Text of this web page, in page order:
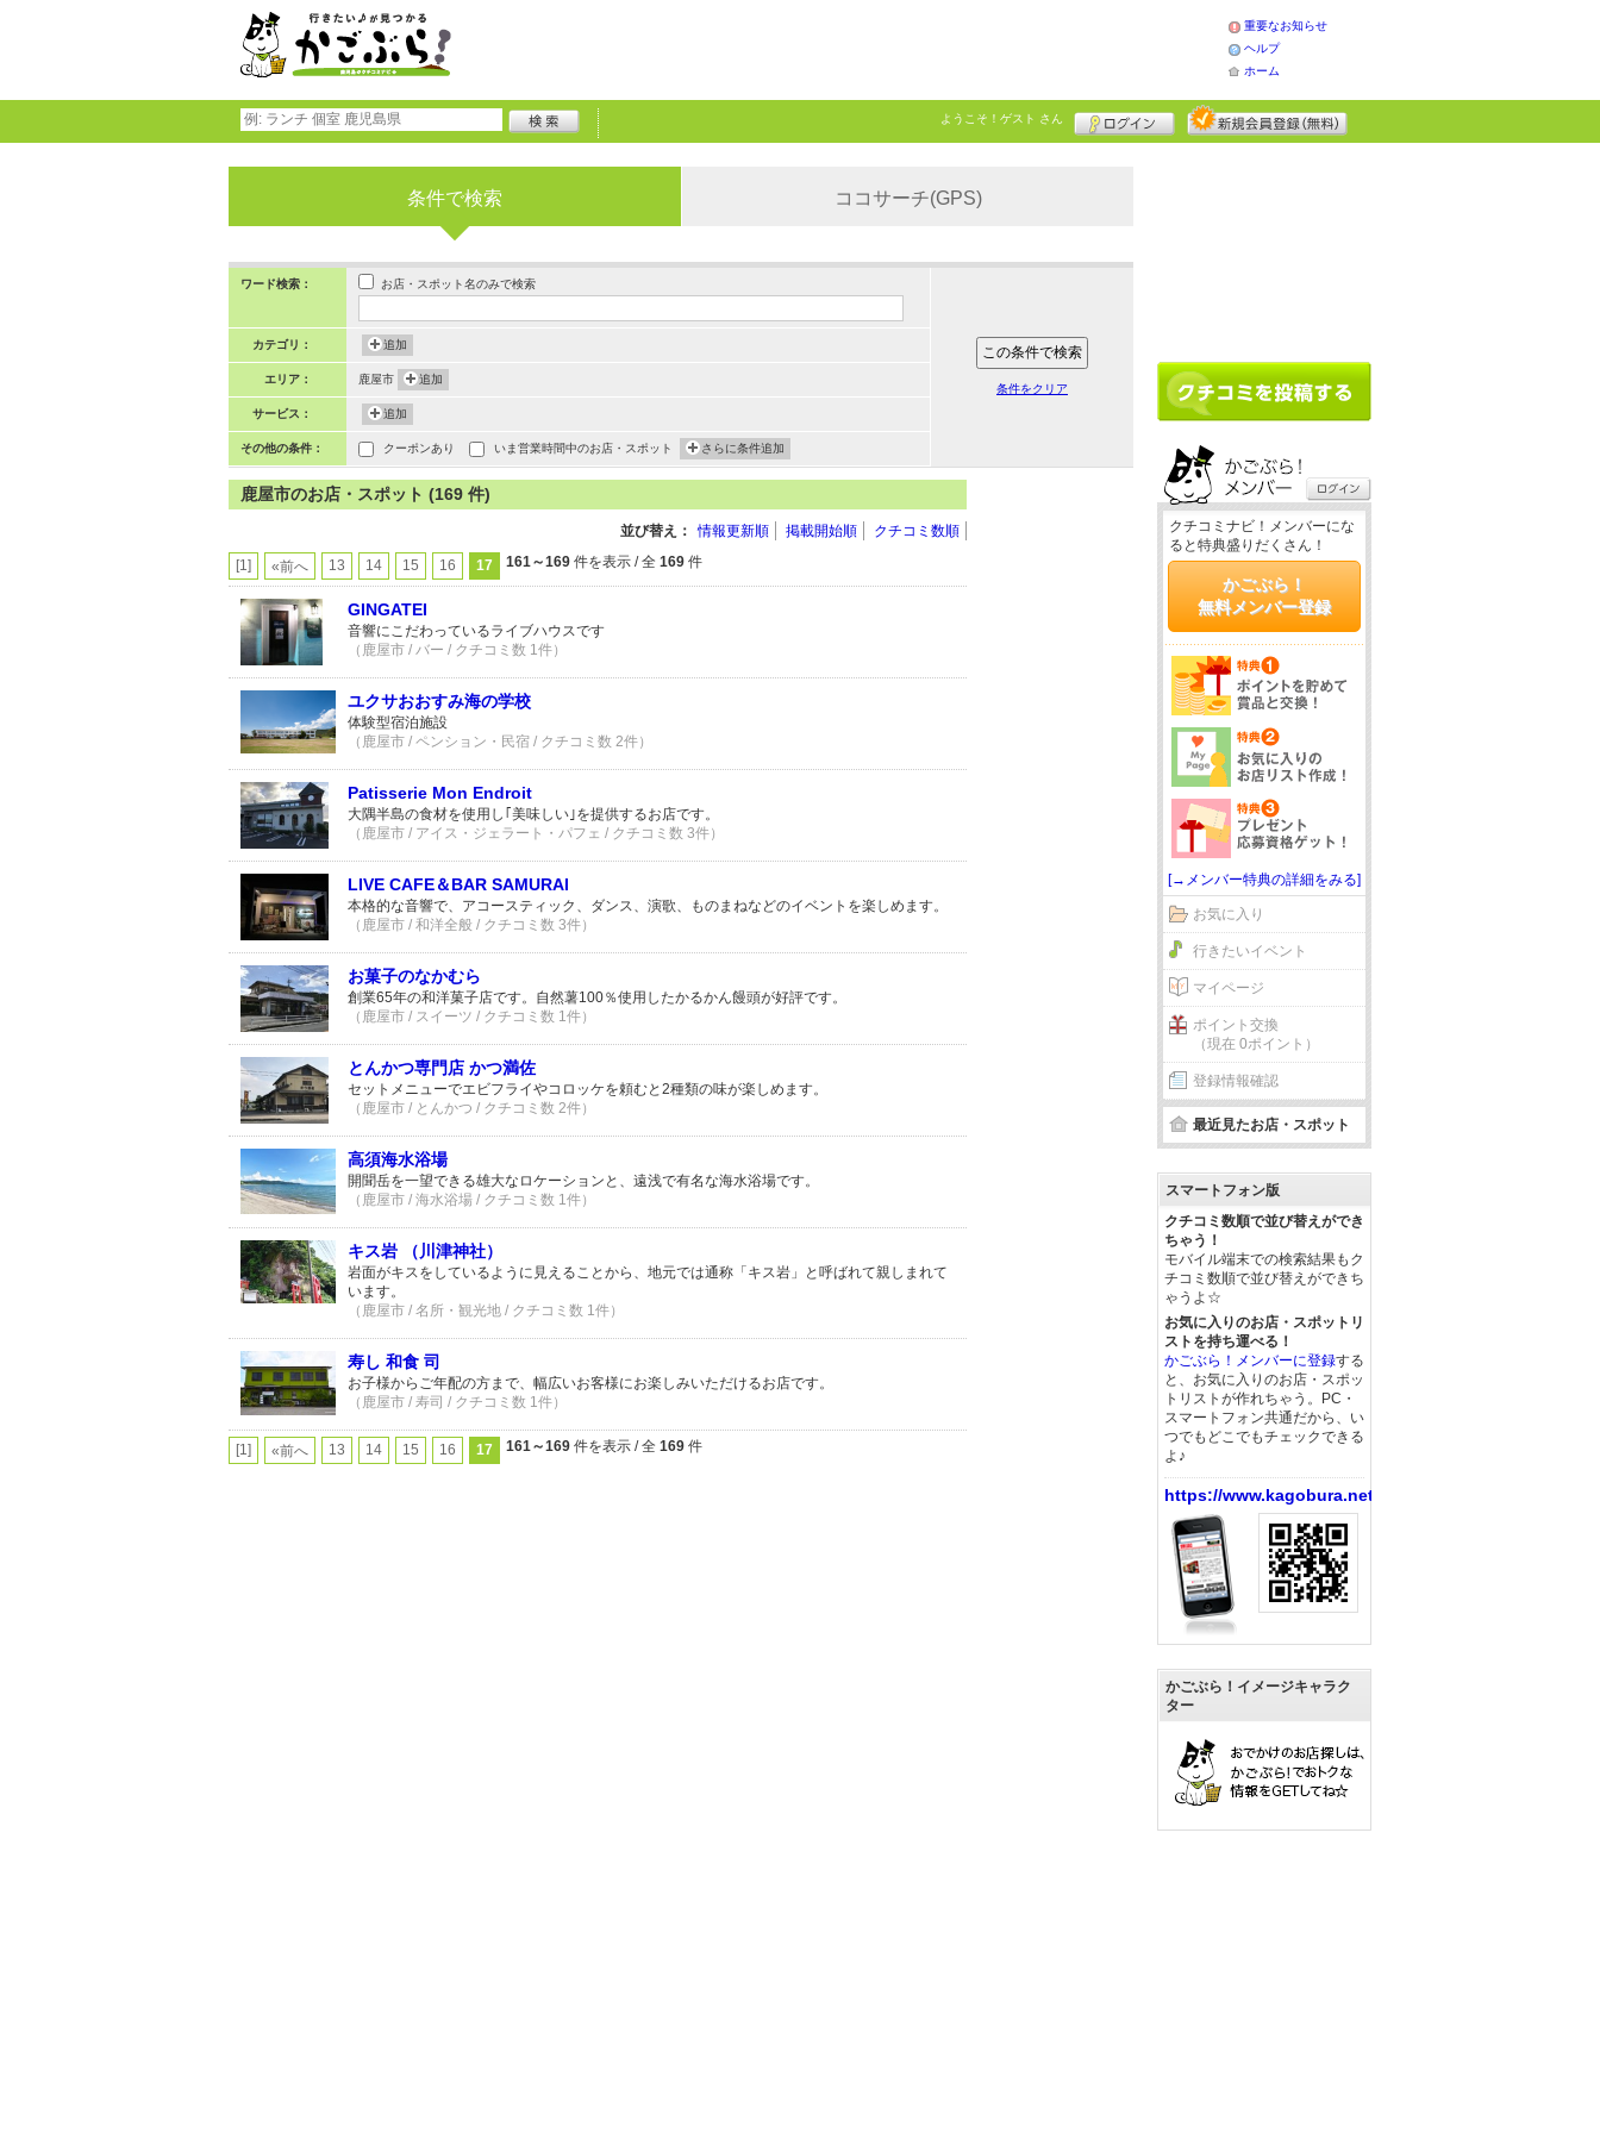
重要なお知らせ
ヘルプ
ホーム
ようこそ！ ゲスト さん
条件で検索 ココサーチ(GPS)
ワード検索： お店・スポット名のみで検索
カテゴリ： 追加
エリア： 鹿屋市 追加
サービス： 追加
その他の条件： クーポンあり いま営業時間中のお店・スポット さらに条件追加
条件をクリア
鹿屋市のお店・スポット (169 件)
並び替え： 情報更新順 掲載開始順 クチコミ数順
[1] «前へ 13 14 15 16 17 161～169 件を表示 / 全 169 件
GINGATEI
音響にこだわっているライブハウスです
（鹿屋市 / バー / クチコミ数 1件）
ユクサおおすみ海の学校
体験型宿泊施設
（鹿屋市 / ペンション・民宿 / クチコミ数 2件）
Patisserie Mon Endroit
大隅半島の食材を使用し｢美味しい｣を提供するお店です。
（鹿屋市 / アイス・ジェラート・パフェ / クチコミ数 3件）
LIVE CAFE＆BAR SAMURAI
本格的な音響で、アコースティック、ダンス、演歌、ものまねなどのイベントを楽しめます。
（鹿屋市 / 和洋全般 / クチコミ数 3件）
お菓子のなかむら
創業65年の和洋菓子店です。自然薯100％使用したかるかん饅頭が好評です。
（鹿屋市 / スイーツ / クチコミ数 1件）
とんかつ専門店 かつ満佐
セットメニューでエビフライやコロッケを頼むと2種類の味が楽しめます。
（鹿屋市 / とんかつ / クチコミ数 2件）
高須海水浴場
開聞岳を一望できる雄大なロケーションと、遠浅で有名な海水浴場です。
（鹿屋市 / 海水浴場 / クチコミ数 1件）
キス岩 （川津神社）
岩面がキスをしているように見えることから、地元では通称「キス岩」と呼ばれて親しまれて
います。
（鹿屋市 / 名所・観光地 / クチコミ数 1件）
寿し 和食 司
お子様からご年配の方まで、幅広いお客様にお楽しみいただけるお店です。
（鹿屋市 / 寿司 / クチコミ数 1件）
[1] «前へ 13 14 15 16 17 161～169 件を表示 / 全 169 件
クチコミナビ！メンバーにな
ると特典盛りだくさん！
かごぶら！
無料メンバー登録
[→メンバー特典の詳細をみる]
お気に入り
行きたいイベント
マイページ
ポイント交換
（現在 0ポイント）
登録情報確認
最近見たお店・スポット
スマートフォン版
クチコミ数順で並び替えができ
ちゃう！
モバイル端末での検索結果もク
チコミ数順で並び替えができち
ゃうよ☆
お気に入りのお店・スポットリ
ストを持ち運べる！
かごぶら！メンバーに登録する
と、お気に入りのお店・スポッ
トリストが作れちゃう。PC・
スマートフォン共通だから、い
つでもどこでもチェックできる
よ♪
https://www.kagobura.net/
かごぶら！イメージキャラク
ター